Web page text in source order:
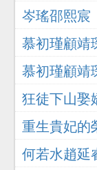
岑瑤邵熙宸
慕初瑾顧靖
慕初瑾顧靖
狂徒下山娶
重生貴妃的
何若水趙延